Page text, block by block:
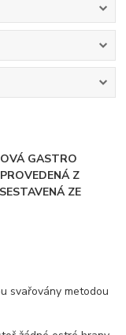
GASTRO
Z
ZE
svařovány metodou